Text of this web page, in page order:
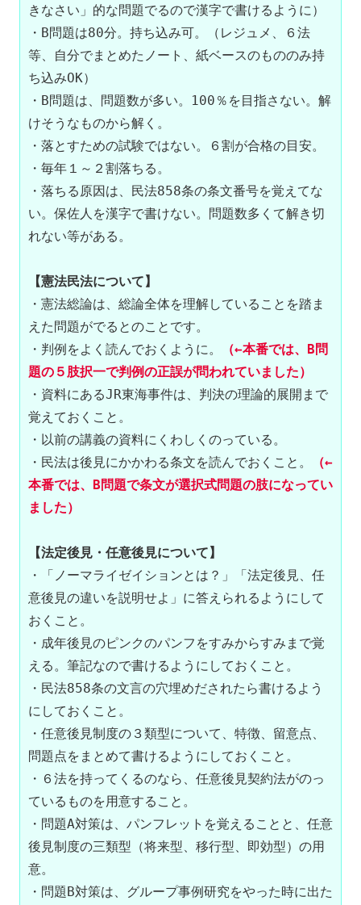
きなさい」的な問題でるので漢字で書けるように）
・B問題は80分。持ち込み可。（レジュメ、６法
等、自分でまとめたノート、紙ベースのもののみ持
ち込みOK）
・B問題は、問題数が多い。100％を目指さない。解
けそうなものから解く。
・落とすための試験ではない。６割が合格の目安。
・毎年１～２割落ちる。
・落ちる原因は、民法858条の条文番号を覚えてな
い。保佐人を漢字で書けない。問題数多くて解き切
れない等がある。
【憲法民法について】
・憲法総論は、総論全体を理解していることを踏ま
えた問題がでるとのことです。
・判例をよく読んでおくように。
（←本番では、B問
題の５肢択一で判例の正誤が問われていました）
・資料にあるJR東海事件は、判決の理論的展開まで
覚えておくこと。
・以前の講義の資料にくわしくのっている。
・民法は後見にかかわる条文を読んでおくこと。
（←
本番では、B問題で条文が選択式問題の肢になってい
ました）
【法定後見・任意後見について】
・「ノーマライゼイションとは？」「法定後見、任
意後見の違いを説明せよ」に答えられるようにして
おくこと。
・成年後見のピンクのパンフをすみからすみまで覚
える。筆記なので書けるようにしておくこと。
・民法858条の文言の穴埋めだされたら書けるよう
にしておくこと。
・任意後見制度の３類型について、特徴、留意点、
問題点をまとめて書けるようにしておくこと。
・６法を持ってくるのなら、任意後見契約法がのっ
ているものを用意すること。
・問題A対策は、パンフレットを覚えることと、任意
後見制度の三類型（将来型、移行型、即効型）の用
意。
・問題B対策は、グループ事例研究をやった時に出た